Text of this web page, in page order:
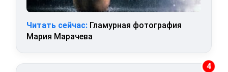
Читать сейчас: Гламурная фотография
Мария Марачева
4